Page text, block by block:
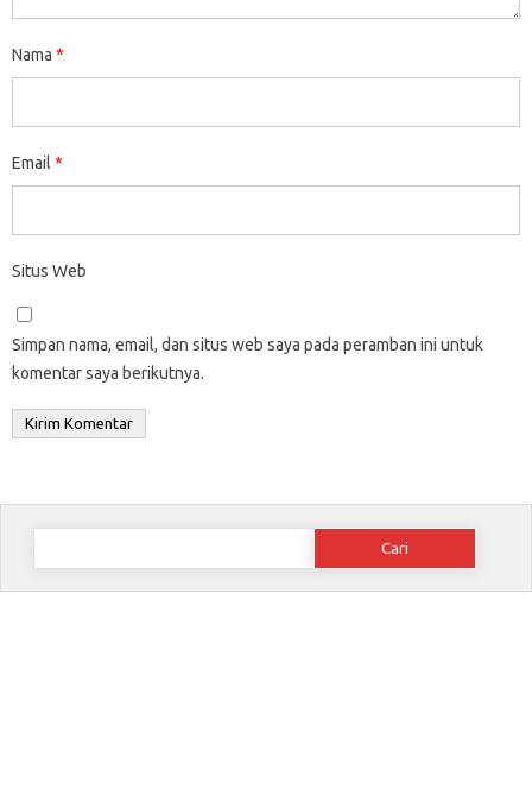
Nama *
Email *
Situs Web
Simpan nama, email, dan situs web saya pada peramban ini untuk
komentar saya berikutnya.
Cari